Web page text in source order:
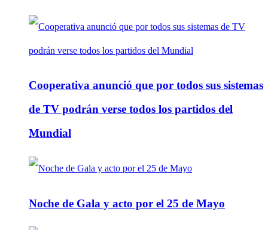
Cooperativa anunció que por todos sus sistemas
de TV podrán verse todos los partidos del
Mundial
Noche de Gala y acto por el 25 de Mayo